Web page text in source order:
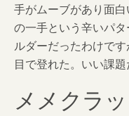
手がムーブがあり面
の一手という辛いパ
ルダーだったわけで
目で登れた。いい課題
メメクラ